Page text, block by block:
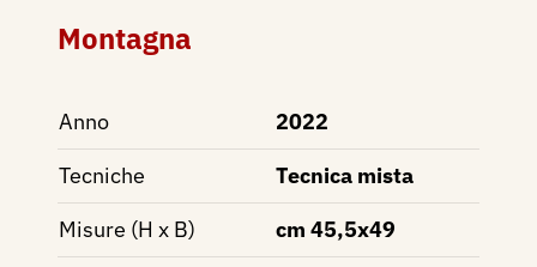
Montagna
Anno
2022
Tecniche
Tecnica mista
Misure (H x B)
cm 45,5x49